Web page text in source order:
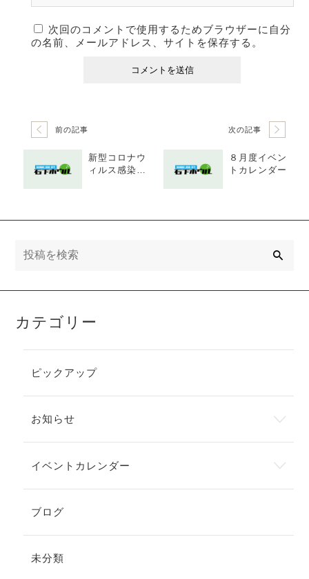
次回のコメントで使用するためブラウザーに自分
の名前、メールアドレス、サイトを保存する。
前の記事
新型コロナウ
ィルス感染予
次の記事
８月度イベン
トカレンダー
カテゴリー
ピックアップ
お知らせ
イベントカレンダー
ブログ
未分類